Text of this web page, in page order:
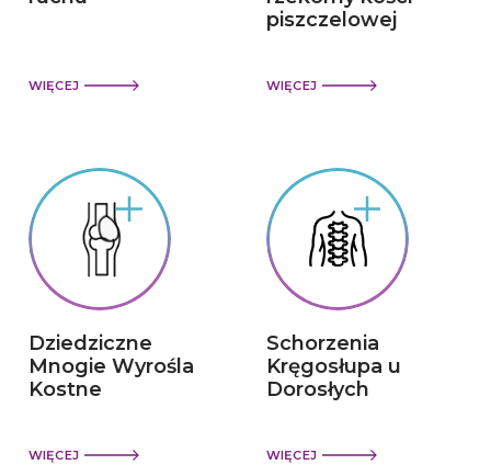
WIĘCEJ
piszczelowej
WIĘCEJ
Dziedziczne
Mnogie Wyrośla
Kostne
WIĘCEJ
Schorzenia
Kręgosłupa u
Dorosłych
WIĘCEJ